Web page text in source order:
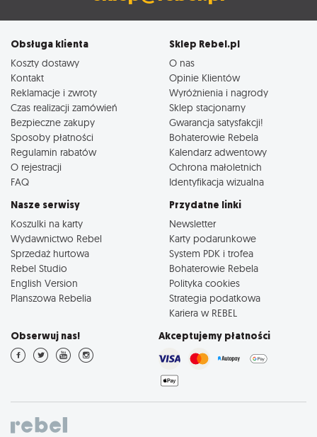
Obsługa klienta
Koszty dostawy
Kontakt
Reklamacje i zwroty
Czas realizacji zamówień
Bezpieczne zakupy
Sposoby płatności
Regulamin rabatów
O rejestracji
FAQ
Sklep Rebel.pl
O nas
Opinie Klientów
Wyróżnienia i nagrody
Sklep stacjonarny
Gwarancja satysfakcji!
Bohaterowie Rebela
Kalendarz adwentowy
Ochrona małoletnich
Identyfikacja wizualna
Nasze serwisy
Koszulki na karty
Wydawnictwo Rebel
Sprzedaż hurtowa
Rebel Studio
English Version
Planszowa Rebelia
Przydatne linki
Newsletter
Karty podarunkowe
System PDK i trofea
Bohaterowie Rebela
Polityka cookies
Strategia podatkowa
Kariera w REBEL
Obserwuj nas! Akceptujemy płatności